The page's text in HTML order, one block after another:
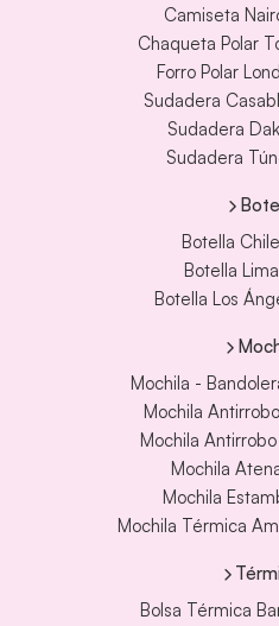
Camiseta
Chaqueta Polar
Forro Polar
Sudadera
Sudadera
Sudadera
Botella Chile
Botella Lima
Botella Los
Mochila -
Mochila
Mochila
Mochila
Mochila
Mochila Térmica
Bolsa Térmica